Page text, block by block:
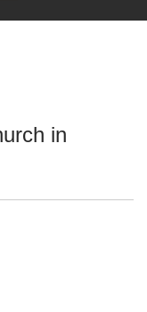
in